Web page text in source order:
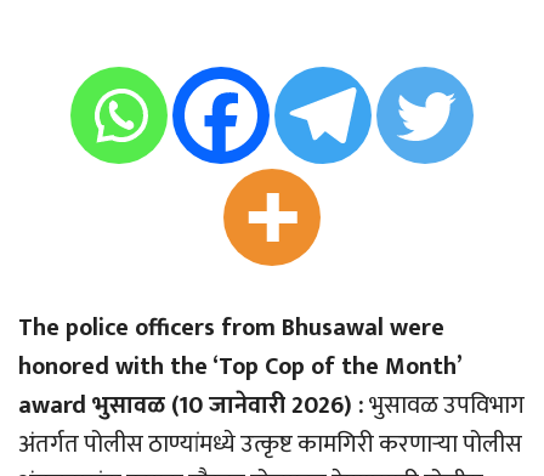
The police officers from Bhusawal were
honored with the ‘Top Cop of the Month’
award भुसावळ (10 जानेवारी 2026) :भुसावळ उपविभाग
अंतर्गत पोलीस ठाण्यांमध्ये उत्कृष्ट कामगिरी करणार्‍या पोलीस